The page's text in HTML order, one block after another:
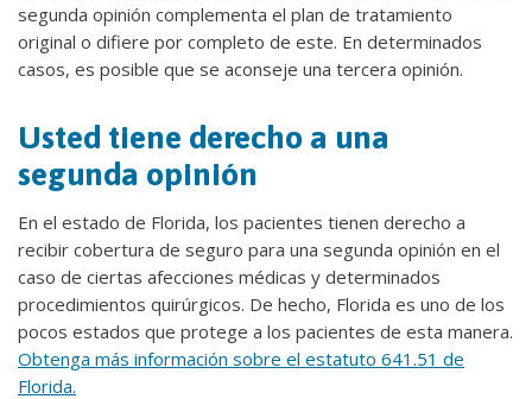
segunda opinión complementa el plan de tratamiento
original o difiere por completo de este. En determinados
casos, es posible que se aconseje una tercera opinión.
Usted tiene derecho a una
segunda opinión
En el estado de Florida, los pacientes tienen derecho a
recibir cobertura de seguro para una segunda opinión en el
caso de ciertas afecciones médicas y determinados
procedimientos quirúrgicos. De hecho, Florida es uno de los
pocos estados que protege a los pacientes de esta manera.
Obtenga más información sobre el estatuto 641.51 de
Florida.